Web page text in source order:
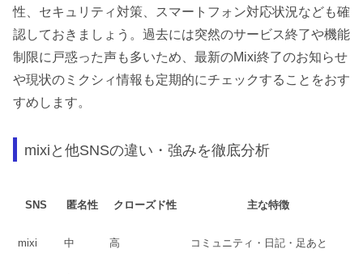
性、セキュリティ対策、スマートフォン対応状況なども確
認しておきましょう。過去には突然のサービス終了や機能
制限に戸惑った声も多いため、最新のMixi終了のお知らせ
や現状のミクシィ情報も定期的にチェックすることをおす
すめします。
mixiと他SNSの違い・強みを徹底分析
SNS 匿名性 クローズド性 主な特徴
mixi 中 高 コミュニティ・日記・足あと